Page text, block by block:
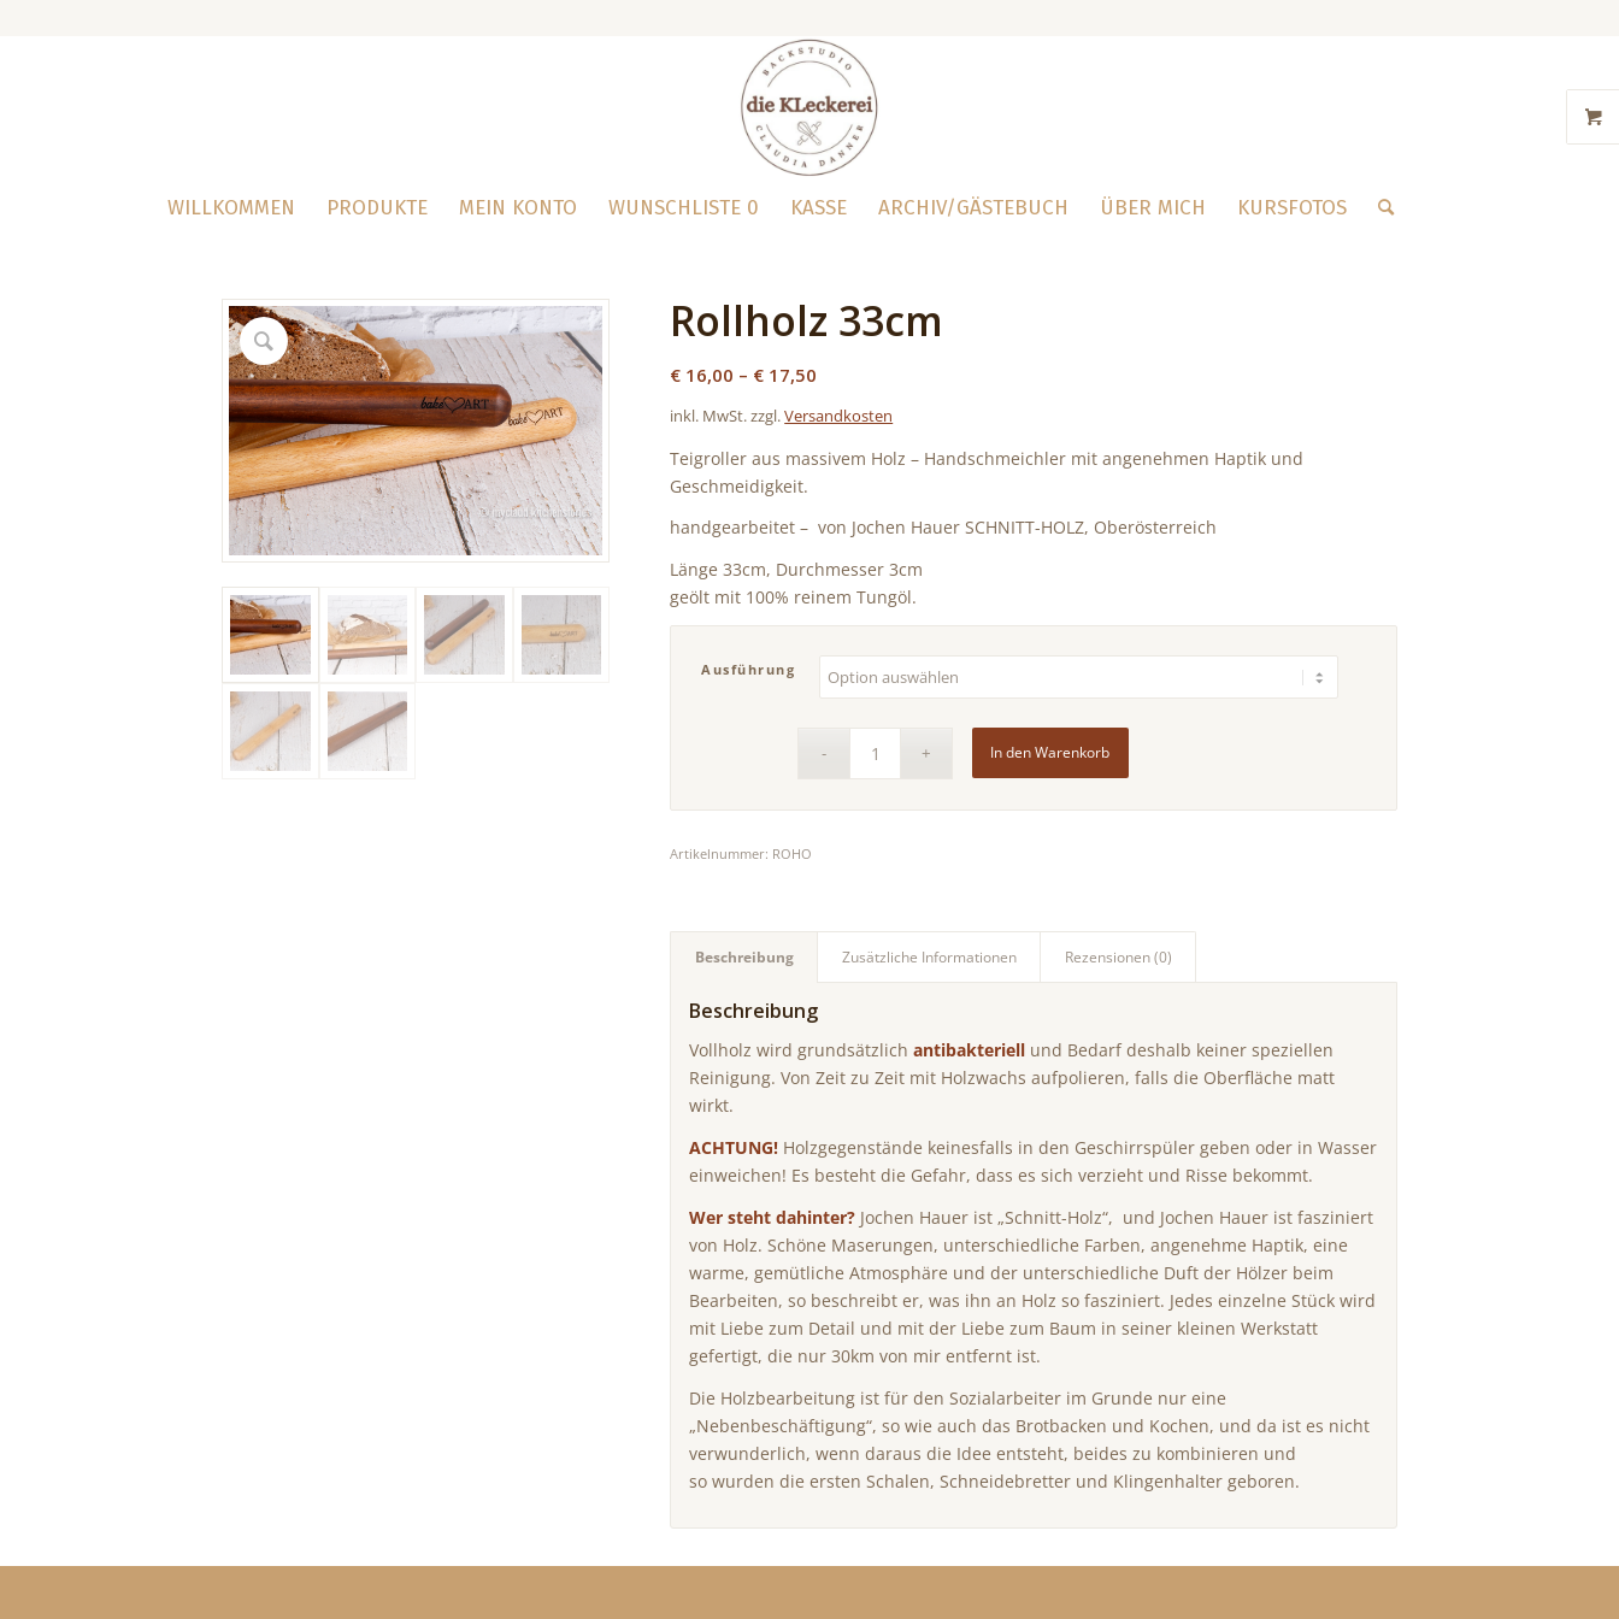
WILLKOMMEN PRODUKTE MEIN KONTO WUNSCHLISTE 0 KASSE ARCHIV/GÄSTEBUCH ÜBER MICH KURSFOTOS
Rollholz 33cm
€ 16,00 – € 17,50
inkl. MwSt.zzgl.Versandkosten
Teigroller aus massivem Holz – Handschmeichler mit angenehmen Haptik und
Geschmeidigkeit.
handgearbeitet – von Jochen Hauer SCHNITT-HOLZ, Oberösterreich
Länge 33cm, Durchmesser 3cm
geölt mit 100% reinem Tungöl.
Ausführung
In den Warenkorb
Artikelnummer: ROHO
Beschreibung Zusätzliche Informationen Rezensionen (0)
Beschreibung
Vollholz wird grundsätzlichantibakteriell und Bedarf deshalb keiner speziellen
Reinigung. Von Zeit zu Zeit mit Holzwachs aufpolieren, falls die Oberfläche matt
wirkt.
ACHTUNG! Holzgegenstände keinesfalls in den Geschirrspüler geben oder in Wasser
einweichen! Es besteht die Gefahr, dass es sich verzieht und Risse bekommt.
Wer steht dahinter? Jochen Hauer ist „Schnitt-Holz“, und Jochen Hauer ist fasziniert
von Holz. Schöne Maserungen, unterschiedliche Farben, angenehme Haptik, eine
warme, gemütliche Atmosphäre und der unterschiedliche Duft der Hölzer beim
Bearbeiten, so beschreibt er, was ihn an Holz so fasziniert. Jedes einzelne Stück wird
mit Liebe zum Detail und mit der Liebe zum Baum in seiner kleinen Werkstatt
gefertigt, die nur 30km von mir entfernt ist.
Die Holzbearbeitung ist für den Sozialarbeiter im Grunde nur eine
„Nebenbeschäftigung“, so wie auch das Brotbacken und Kochen, und da ist es nicht
verwunderlich, wenn daraus die Idee entsteht, beides zu kombinieren und
so wurden die ersten Schalen, Schneidebretter und Klingenhalter geboren.